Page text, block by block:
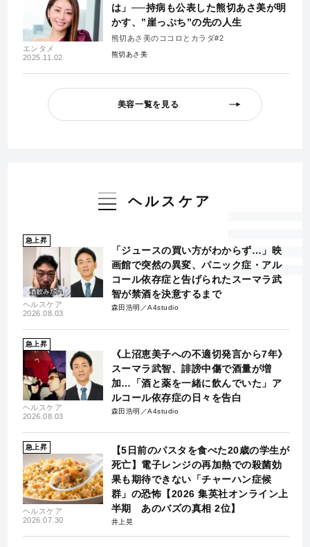
エンタメ
2025.11.02
は」──持病も公表した熊切あさ美が明
かす、”崖っぷち”の先の人生
熊切あさ美のココロとカラダ#2
熊切あさ美
美容一覧を見る
ヘルスケア
急上昇
ヘルスケア
2026.08.03
「ジュースの買い方がわからず…」映
画館で突然の異変、パニック症・アル
コール依存症と告げられたスーマラ武
智が禁酒を決意するまで
森田浩明／A4studio
急上昇
ヘルスケア
2026.08.03
《上沼恵美子への不適切発言から7年》
スーマラ武智、誹謗中傷で酒量が増
加…「酒と薬を一緒に飲んでいた」ア
ルコール依存症の日々を告白
森田浩明／A4studio
急上昇
ヘルスケア
2026.07.30
【5日前のパスタを食べた20歳の学生が
死亡】電子レンジの再加熱での殺菌効
果も期待できない「チャーハン症候
群」の恐怖【2026 集英社オンライン上
半期 あのバズの真相 2位】
井上晃